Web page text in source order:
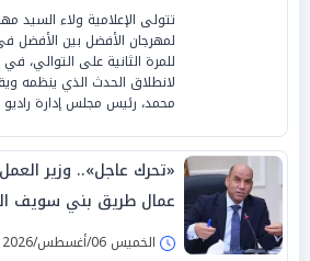
تتولى الإعلامية ولاء السيد
لمهرجان الأفضل بين الأفضل
للمرة الثانية على التوالي،
لانطلاق الحدث الذي ينظمه
محمد، رئيس مجلس إدارة
«تحرك عاجل».. وزير
عمال طريق بني سويف
الخميس 06/أغسطس/2026 - 07:39 م